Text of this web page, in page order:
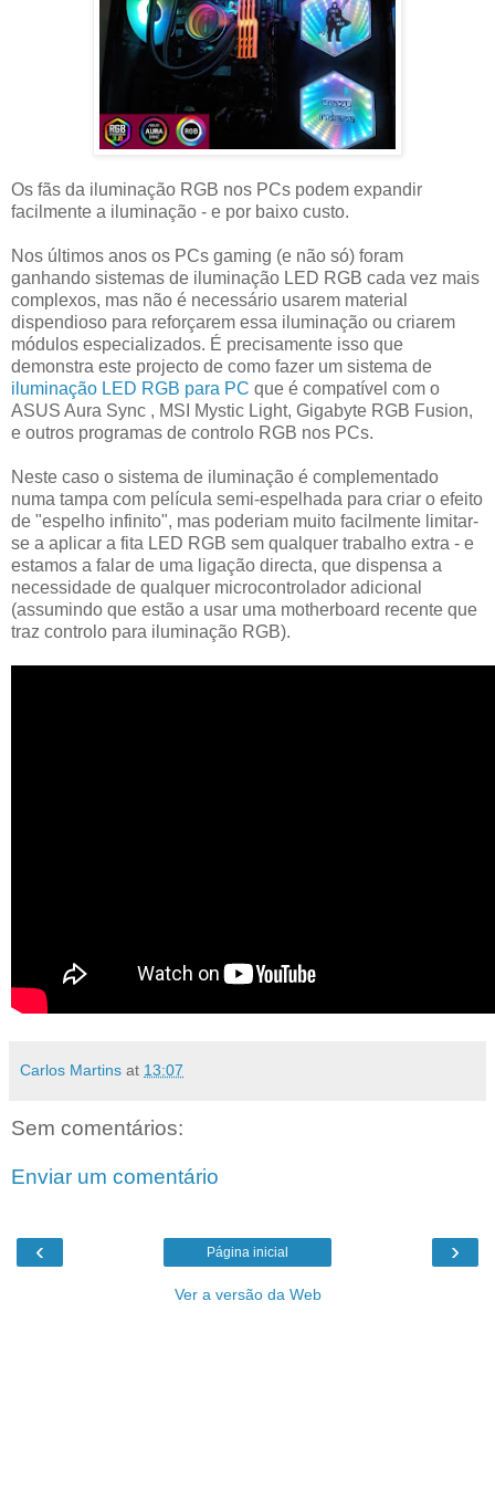
Os fãs da iluminação RGB nos PCs podem expandir
facilmente a iluminação - e por baixo custo.
Nos últimos anos os PCs gaming (e não só) foram
ganhando sistemas de iluminação LED RGB cada vez mais
complexos, mas não é necessário usarem material
dispendioso para reforçarem essa iluminação ou criarem
módulos especializados. É precisamente isso que
demonstra este projecto de como fazer um sistema de
iluminação LED RGB para PC que é compatível com o
ASUS Aura Sync , MSI Mystic Light, Gigabyte RGB Fusion,
e outros programas de controlo RGB nos PCs.
Neste caso o sistema de iluminação é complementado
numa tampa com película semi-espelhada para criar o efeito
de "espelho infinito", mas poderiam muito facilmente limitar-
se a aplicar a fita LED RGB sem qualquer trabalho extra - e
estamos a falar de uma ligação directa, que dispensa a
necessidade de qualquer microcontrolador adicional
(assumindo que estão a usar uma motherboard recente que
traz controlo para iluminação RGB).
Carlos Martins at 13:07
Sem comentários:
Enviar um comentário
‹ ›
Página inicial
Ver a versão da Web